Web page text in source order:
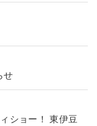
せ
ショー！ 東伊豆